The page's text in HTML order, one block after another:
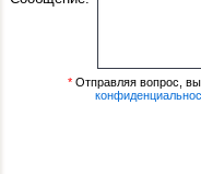
* Отправляя вопрос,